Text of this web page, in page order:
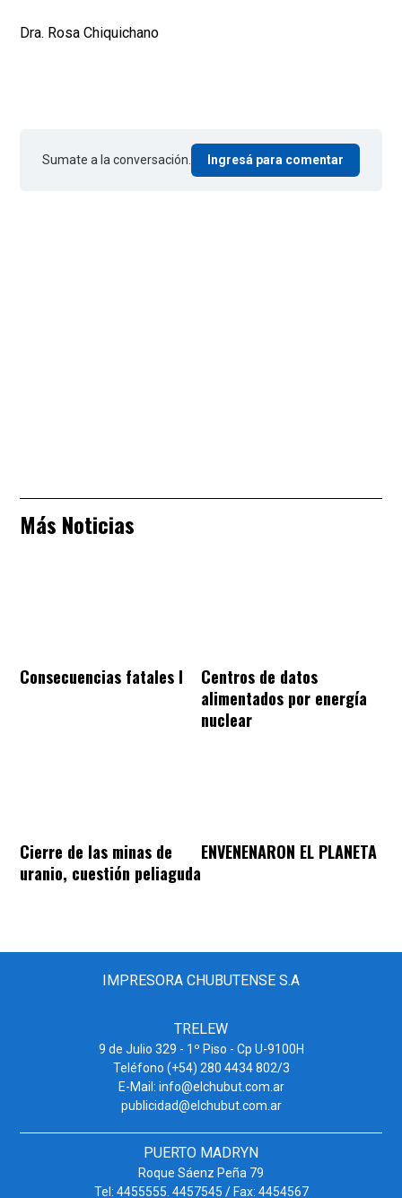
Dra. Rosa Chiquichano
Sumate a la conversación. Ingresá para comentar
Más Noticias
Consecuencias fatales I
Centros de datos
alimentados por energía
nuclear
Cierre de las minas de
uranio, cuestión peliaguda
ENVENENARON EL PLANETA
IMPRESORA CHUBUTENSE S.A
TRELEW
9 de Julio 329 - 1º Piso - Cp U-9100H
Teléfono (+54) 280 4434 802/3
E-Mail: info@elchubut.com.ar
publicidad@elchubut.com.ar
PUERTO MADRYN
Roque Sáenz Peña 79
Tel: 4455555. 4457545 / Fax: 4454567